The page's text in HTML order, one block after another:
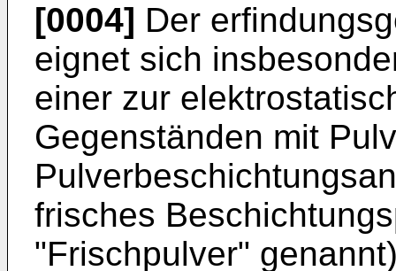
[0004] Der
eignet sich
einer zur
Gegenständen mit
frisches
"Frischpulver"